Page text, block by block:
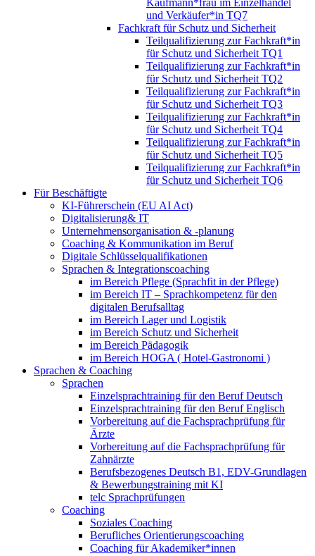
Kaufmann*frau im Einzelhandel
und Verkäufer*in TQ7
Fachkraft für Schutz und Sicherheit
Teilqualifizierung zur Fachkraft*in
für Schutz und Sicherheit TQ1
Teilqualifizierung zur Fachkraft*in
für Schutz und Sicherheit TQ2
Teilqualifizierung zur Fachkraft*in
für Schutz und Sicherheit TQ3
Teilqualifizierung zur Fachkraft*in
für Schutz und Sicherheit TQ4
Teilqualifizierung zur Fachkraft*in
für Schutz und Sicherheit TQ5
Teilqualifizierung zur Fachkraft*in
für Schutz und Sicherheit TQ6
Für Beschäftigte
KI-Führerschein (EU AI Act)
Digitalisierung& IT
Unternehmensorganisation & ‑planung
Coaching & Kommunikation im Beruf
Digitale Schlüsselqualifikationen
Sprachen & Integrationscoaching
im Bereich Pflege (Sprachfit in der Pflege)
im Bereich IT – Sprachkompetenz für den
digitalen Berufsalltag
im Bereich Lager und Logistik
im Bereich Schutz und Sicherheit
im Bereich Pädagogik
im Bereich HOGA ( Hotel-Gastronomi )
Sprachen & Coaching
Sprachen
Einzelsprachtraining für den Beruf Deutsch
Einzelsprachtraining für den Beruf Englisch
Vorbereitung auf die Fachsprachprüfung für
Ärzte
Vorbereitung auf die Fachsprachprüfung für
Zahnärzte
Berufsbezogenes Deutsch B1, EDV-Grundlagen
& Bewerbungstraining mit KI
telc Sprachprüfungen
Coaching
Soziales Coaching
Berufliches Orientierungscoaching
Coaching für Akademiker*innen